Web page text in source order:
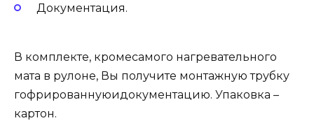
Документация.
В комплекте, кромесамого нагревательного
мата в рулоне, Вы получите монтажную трубку
гофрированнуюидокументацию. Упаковка –
картон.